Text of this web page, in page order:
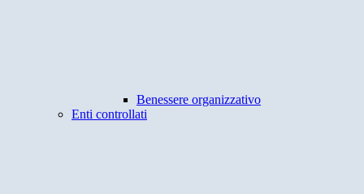
Benessere organizzativo
Enti controllati